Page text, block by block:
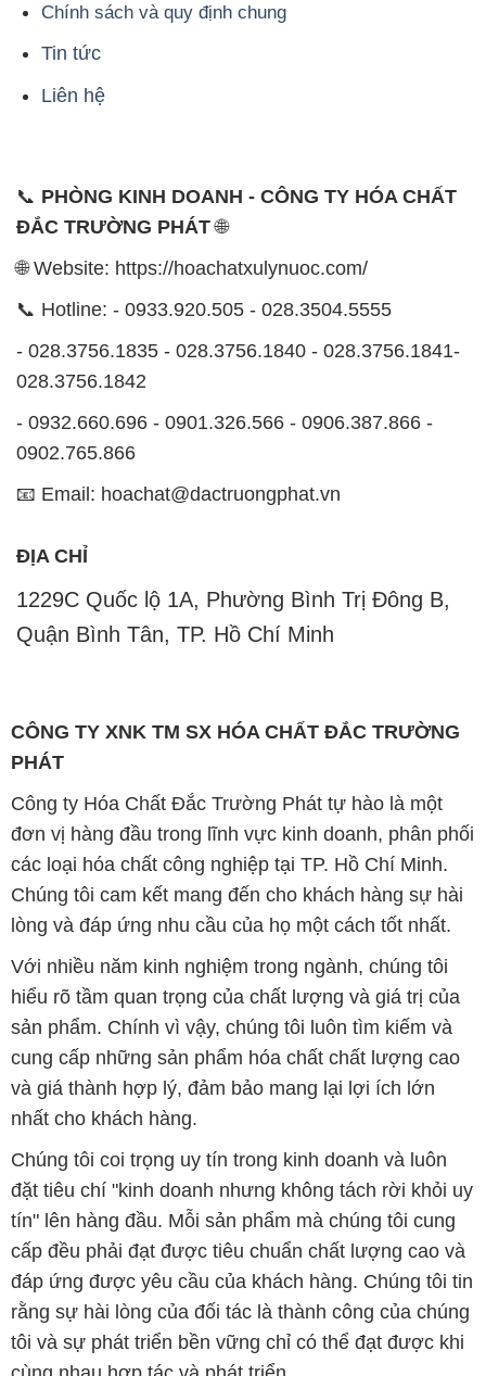
Chính sách và quy định chung
Tin tức
Liên hệ
📞 PHÒNG KINH DOANH - CÔNG TY HÓA CHẤT
ĐẮC TRƯỜNG PHÁT🌐
🌐 Website: https://hoachatxulynuoc.com/
📞 Hotline: - 0933.920.505 - 028.3504.5555
- 028.3756.1835 - 028.3756.1840 - 028.3756.1841-
028.3756.1842
- 0932.660.696 - 0901.326.566 - 0906.387.866 -
0902.765.866
📧 Email: hoachat@dactruongphat.vn
ĐỊA CHỈ
1229C Quốc lộ 1A, Phường Bình Trị Đông B,
Quận Bình Tân, TP. Hồ Chí Minh
CÔNG TY XNK TM SX HÓA CHẤT ĐẮC TRƯỜNG
PHÁT
Công ty Hóa Chất Đắc Trường Phát tự hào là một
đơn vị hàng đầu trong lĩnh vực kinh doanh, phân phối
các loại hóa chất công nghiệp tại TP. Hồ Chí Minh.
Chúng tôi cam kết mang đến cho khách hàng sự hài
lòng và đáp ứng nhu cầu của họ một cách tốt nhất.
Với nhiều năm kinh nghiệm trong ngành, chúng tôi
hiểu rõ tầm quan trọng của chất lượng và giá trị của
sản phẩm. Chính vì vậy, chúng tôi luôn tìm kiếm và
cung cấp những sản phẩm hóa chất chất lượng cao
và giá thành hợp lý, đảm bảo mang lại lợi ích lớn
nhất cho khách hàng.
Chúng tôi coi trọng uy tín trong kinh doanh và luôn
đặt tiêu chí "kinh doanh nhưng không tách rời khỏi uy
tín" lên hàng đầu. Mỗi sản phẩm mà chúng tôi cung
cấp đều phải đạt được tiêu chuẩn chất lượng cao và
đáp ứng được yêu cầu của khách hàng. Chúng tôi tin
rằng sự hài lòng của đối tác là thành công của chúng
tôi và sự phát triển bền vững chỉ có thể đạt được khi